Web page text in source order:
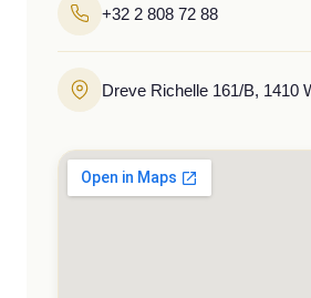
+32 2 808 72 88
Dreve Richelle 161/B, 1410